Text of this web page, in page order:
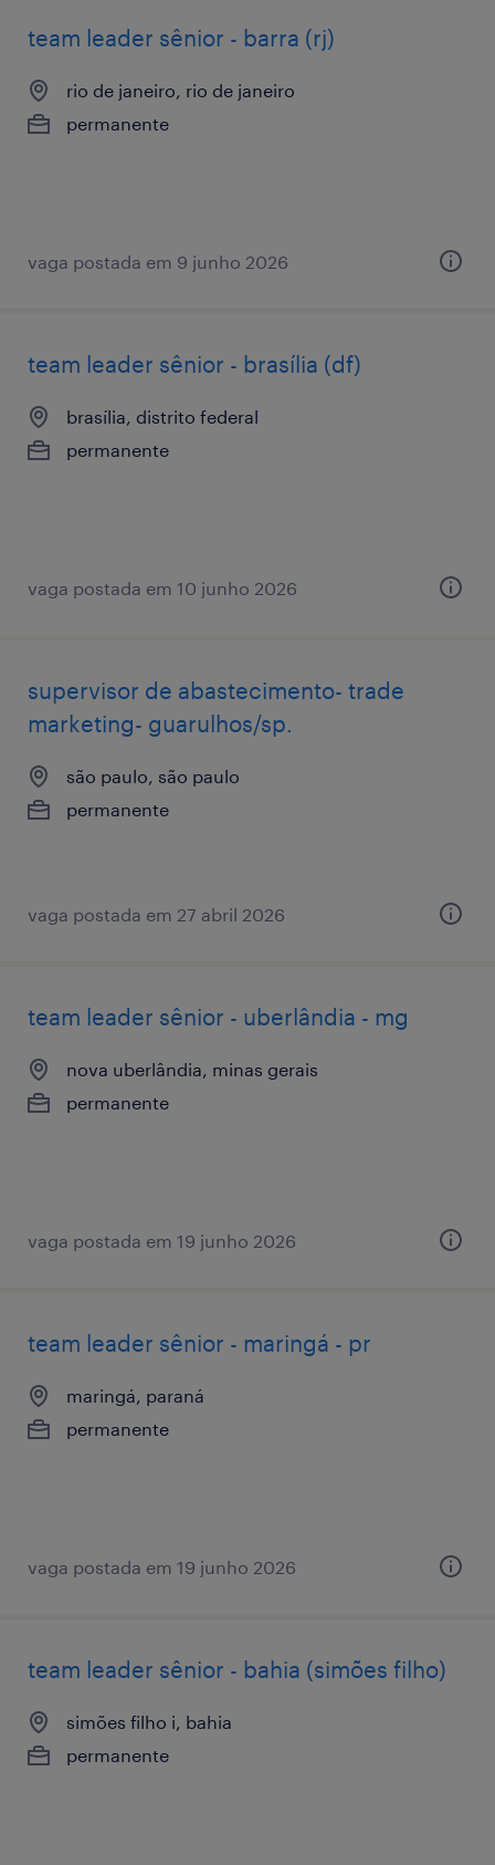
team leader sênior - barra (rj)
rio de janeiro, rio de janeiro
permanente
vaga postada em 9 junho 2026
team leader sênior - brasília (df)
brasília, distrito federal
permanente
vaga postada em 10 junho 2026
supervisor de abastecimento- trade
marketing- guarulhos/sp.
são paulo, são paulo
permanente
vaga postada em 27 abril 2026
team leader sênior - uberlândia - mg
nova uberlândia, minas gerais
permanente
vaga postada em 19 junho 2026
team leader sênior - maringá - pr
maringá, paraná
permanente
vaga postada em 19 junho 2026
team leader sênior - bahia (simões filho)
simões filho i, bahia
permanente